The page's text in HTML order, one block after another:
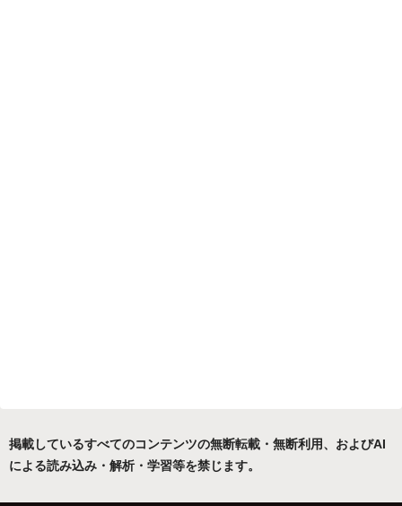
掲載しているすべてのコンテンツの無断転載・無断利用、およびAI
による読み込み・解析・学習等を禁じます。